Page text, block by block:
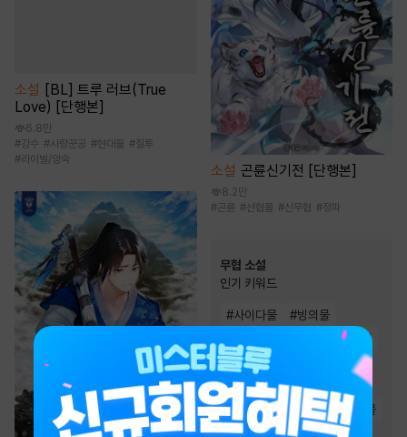
소설
[BL] 트루 러브(True
Love) [단행본]
6.8만
#강수 #사랑꾼공 #현대물 #질투
#라이벌/앙숙
소설 곤륜신기전 [단행본]
8.2만
#곤륜 #선협물 #신무협 #정파
무협 소설
인기 키워드
#사이다물 #빙의물
먼치킨
#비장함
#복수물 #유쾌함
# 마교 #검객/무사 # 환생물
#잔잔함 #차원이동물